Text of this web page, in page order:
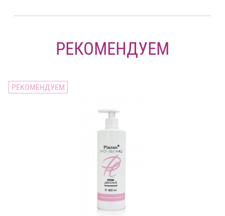
РЕКОМЕНДУЕМ
РЕКОМЕНДУЕМ